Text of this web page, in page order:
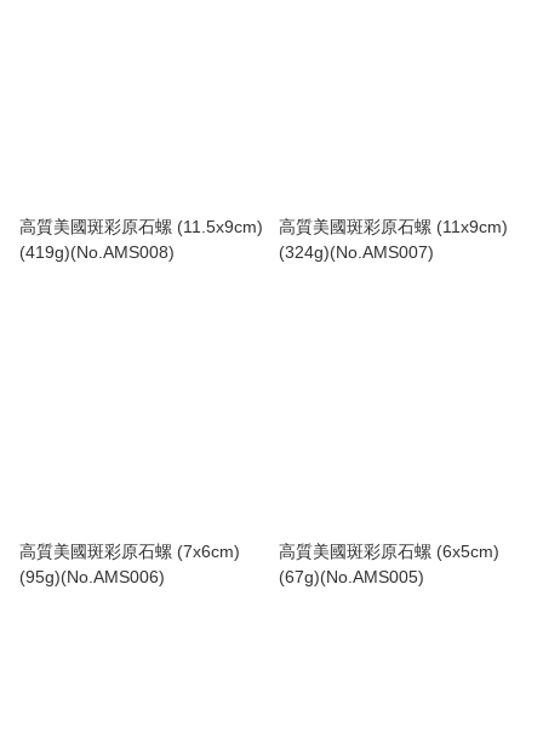
高質美國斑彩原石螺 (11.5x9cm)
(419g)(No.AMS008)
高質美國斑彩原石螺 (11x9cm)
(324g)(No.AMS007)
高質美國斑彩原石螺 (7x6cm)
(95g)(No.AMS006)
高質美國斑彩原石螺 (6x5cm)
(67g)(No.AMS005)